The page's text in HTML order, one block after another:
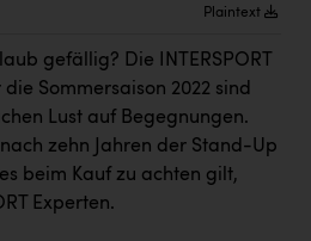
Plaintext
gefällig? Die INTERSPORT
Sommersaison 2022 sind
Lust auf Begegnungen.
zehn Jahren der Stand-Up
beim Kauf zu achten gilt,
Experten.